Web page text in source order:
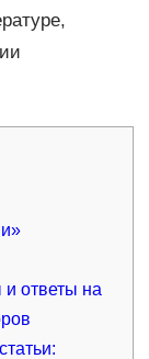
ответы на